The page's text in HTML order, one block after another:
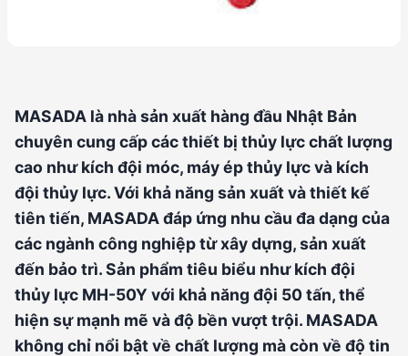
MASADA là nhà sản xuất hàng đầu Nhật Bản
chuyên cung cấp các thiết bị thủy lực chất lượng
cao như kích đội móc, máy ép thủy lực và kích
đội thủy lực. Với khả năng sản xuất và thiết kế
tiên tiến, MASADA đáp ứng nhu cầu đa dạng của
các ngành công nghiệp từ xây dựng, sản xuất
đến bảo trì. Sản phẩm tiêu biểu như kích đội
thủy lực MH-50Y với khả năng đội 50 tấn, thể
hiện sự mạnh mẽ và độ bền vượt trội. MASADA
không chỉ nổi bật về chất lượng mà còn về độ tin